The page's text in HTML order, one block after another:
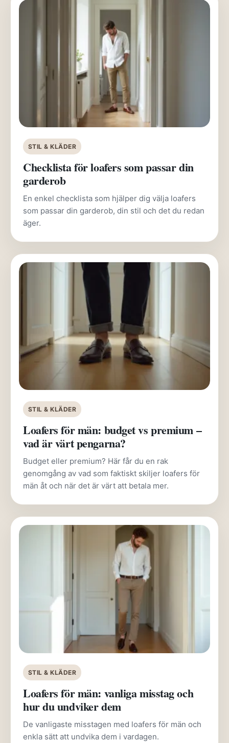
STIL & KLÄDER
Checklista för loafers som passar din
garderob
En enkel checklista som hjälper dig välja loafers
som passar din garderob, din stil och det du redan
äger.
STIL & KLÄDER
Loafers för män: budget vs premium –
vad är värt pengarna?
Budget eller premium? Här får du en rak
genomgång av vad som faktiskt skiljer loafers för
män åt och när det är värt att betala mer.
STIL & KLÄDER
Loafers för män: vanliga misstag och
hur du undviker dem
De vanligaste misstagen med loafers för män och
enkla sätt att undvika dem i vardagen.